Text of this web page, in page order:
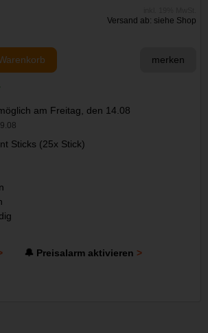
Versand ab: siehe Shop
merken
am Freitag, den 14.08
Sticks (25x Stick)
🔔 Preisalarm aktivieren